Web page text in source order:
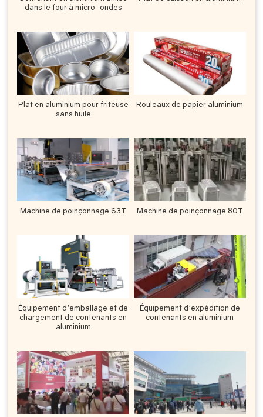
dans le four à micro-ondes
Plat en aluminium pour friteuse
sans huile
Rouleaux de papier aluminium
Machine de poinçonnage 63T Machine de poinçonnage 80T
Équipement d'emballage et de
chargement de contenants en
aluminium
Équipement d'expédition de
contenants en aluminium